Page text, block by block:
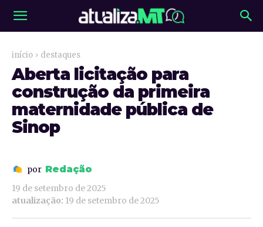
início destaques
Aberta licitação para
construção da primeira
maternidade pública de
Sinop
por Redação
19 de setembro de 2025
atualização: 19 de setembro de 2025